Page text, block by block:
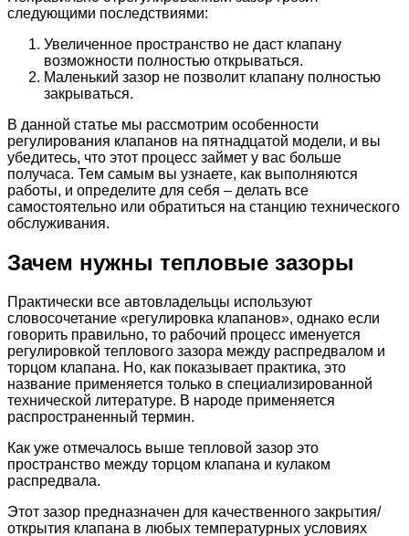
следующими последствиями:
Увеличенное пространство не даст клапану
возможности полностью открываться.
Маленький зазор не позволит клапану полностью
закрываться.
В данной статье мы рассмотрим особенности
регулирования клапанов на пятнадцатой модели, и вы
убедитесь, что этот процесс займет у вас больше
получаса. Тем самым вы узнаете, как выполняются
работы, и определите для себя – делать все
самостоятельно или обратиться на станцию технического
обслуживания.
Зачем нужны тепловые зазоры
Практически все автовладельцы используют
словосочетание «регулировка клапанов», однако если
говорить правильно, то рабочий процесс именуется
регулировкой теплового зазора между распредвалом и
торцом клапана. Но, как показывает практика, это
название применяется только в специализированной
технической литературе. В народе применяется
распространенный термин.
Как уже отмечалось выше тепловой зазор это
пространство между торцом клапана и кулаком
распредвала.
Этот зазор предназначен для качественного закрытия/
открытия клапана в любых температурных условиях